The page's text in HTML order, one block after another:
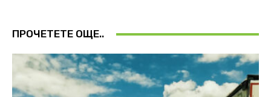
ПРОЧЕТЕТЕ ОЩЕ..